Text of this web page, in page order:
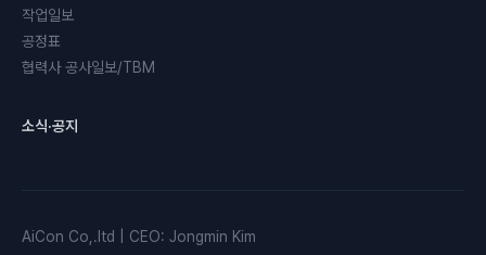
작업일보
공정표
협력사 공사일보/TBM
소식·공지
AiCon Co,.ltd CEO: Jongmin Kim